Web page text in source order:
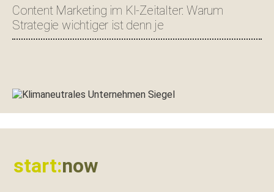
Content Marketing im KI-Zeitalter: Warum
Strategie wichtiger ist denn je
start:now